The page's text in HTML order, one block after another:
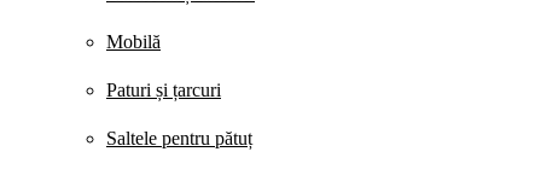
Mobilă
Paturi și țarcuri
Saltele pentru pătuț